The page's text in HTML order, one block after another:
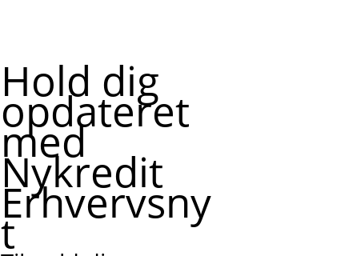
Hold dig
opdateret
med
Nykredit
Erhvervsny
t